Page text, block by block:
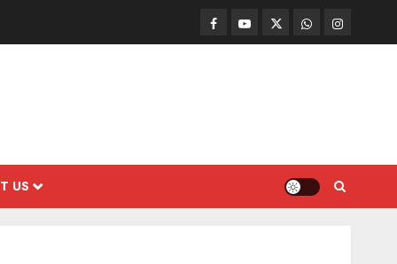
FacebookMathemurasu
TV
TwitterWhatsAppInstagram
US